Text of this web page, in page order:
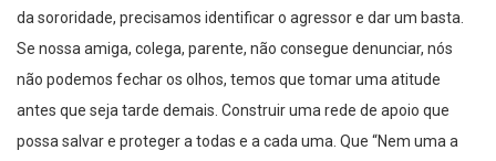
da sororidade, precisamos identificar o agressor e dar um basta.
Se nossa amiga, colega, parente, não consegue denunciar, nós
não podemos fechar os olhos, temos que tomar uma atitude
antes que seja tarde demais. Construir uma rede de apoio que
possa salvar e proteger a todas e a cada uma. Que “Nem uma a